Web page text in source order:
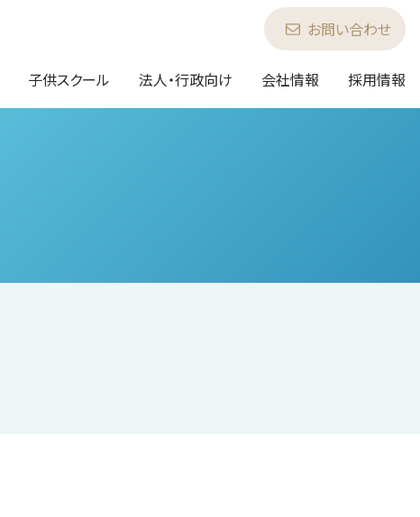
子供スクール 法人・行政向け 会社情報 採用情報
お問い合わせ